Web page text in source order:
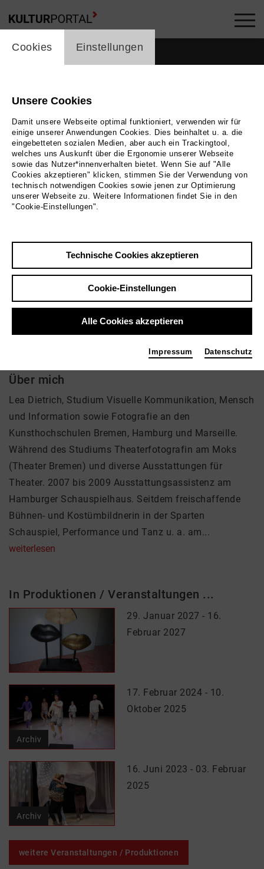
Zurück|Übersicht
Tags
Ausstattung
Über mich
Lea Dietrich, Studium Visuelle Kommunikation, Mensch
und Information sowie Fotografie an den
Kunsthochschulen Bremen, Hamburg und Marseille.
Während des Studiums Theaterfotografin am Moks
(Theater Bremen) und diverse Ausstattungen für
Theater. 2007 bis 2009 Ausstattungsassistenz am
Hamburger Schauspielhaus. Seitdem freischaffende
Bühnen- und Kostümbildnerin in der Sparten
Schauspiel, Performance und Tanz u. a. am...
weiterlesen
In Produktionen / Veranstaltungen ...
29. Januar 2027 - 16.
Februar 2027
Archiv
17. Februar 2024 - 10.
Oktober 2025
Archiv
16. Juni 2023 - 03. Februar
2025
weitere Veranstaltungen / Produktionen
cookie_layer
Cookies Einstellungen
Unsere Cookies
Damit unsere Webseite optimal funktioniert, verwenden wir für
einige unserer Anwendungen Cookies. Dies beinhaltet u. a. die
eingebetteten sozialen Medien, aber auch ein Trackingtool,
welches uns Auskunft über die Ergonomie unserer Webseite
sowie das Nutzer*innenverhalten bietet. Wenn Sie auf "Alle
Cookies akzeptieren" klicken, stimmen Sie der Verwendung von
technisch notwendigen Cookies sowie jenen zur Optimierung
unserer Webseite zu. Weitere Informationen findet Sie in den
"Cookie-Einstellungen".
Technische Cookies akzeptieren
Cookie-Einstellungen
Alle Cookies akzeptieren
Impressum Datenschutz